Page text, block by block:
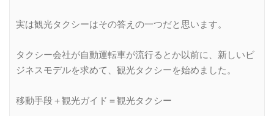
実は観光タクシーはその答えの一つだと思います。
タクシー会社が自動運転車が流行るとか以前に、新しいビ
ジネスモデルを求めて、観光タクシーを始めました。
移動手段＋観光ガイド＝観光タクシー